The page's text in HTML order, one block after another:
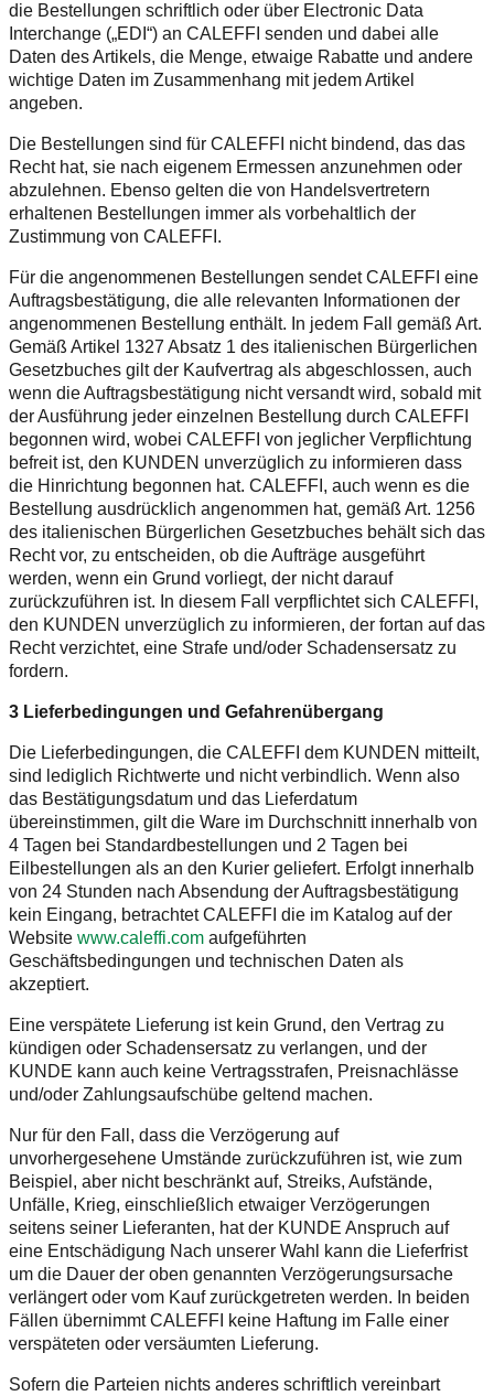
die Bestellungen schriftlich oder über Electronic Data
Interchange („EDI“) an CALEFFI senden und dabei alle
Daten des Artikels, die Menge, etwaige Rabatte und andere
wichtige Daten im Zusammenhang mit jedem Artikel
angeben.
Die Bestellungen sind für CALEFFI nicht bindend, das das
Recht hat, sie nach eigenem Ermessen anzunehmen oder
abzulehnen. Ebenso gelten die von Handelsvertretern
erhaltenen Bestellungen immer als vorbehaltlich der
Zustimmung von CALEFFI.
Für die angenommenen Bestellungen sendet CALEFFI eine
Auftragsbestätigung, die alle relevanten Informationen der
angenommenen Bestellung enthält. In jedem Fall gemäß Art.
Gemäß Artikel 1327 Absatz 1 des italienischen Bürgerlichen
Gesetzbuches gilt der Kaufvertrag als abgeschlossen, auch
wenn die Auftragsbestätigung nicht versandt wird, sobald mit
der Ausführung jeder einzelnen Bestellung durch CALEFFI
begonnen wird, wobei CALEFFI von jeglicher Verpflichtung
befreit ist, den KUNDEN unverzüglich zu informieren dass
die Hinrichtung begonnen hat. CALEFFI, auch wenn es die
Bestellung ausdrücklich angenommen hat, gemäß Art. 1256
des italienischen Bürgerlichen Gesetzbuches behält sich das
Recht vor, zu entscheiden, ob die Aufträge ausgeführt
werden, wenn ein Grund vorliegt, der nicht darauf
zurückzuführen ist. In diesem Fall verpflichtet sich CALEFFI,
den KUNDEN unverzüglich zu informieren, der fortan auf das
Recht verzichtet, eine Strafe und/oder Schadensersatz zu
fordern.
3 Lieferbedingungen und Gefahrenübergang
Die Lieferbedingungen, die CALEFFI dem KUNDEN mitteilt,
sind lediglich Richtwerte und nicht verbindlich. Wenn also
das Bestätigungsdatum und das Lieferdatum
übereinstimmen, gilt die Ware im Durchschnitt innerhalb von
4 Tagen bei Standardbestellungen und 2 Tagen bei
Eilbestellungen als an den Kurier geliefert. Erfolgt innerhalb
von 24 Stunden nach Absendung der Auftragsbestätigung
kein Eingang, betrachtet CALEFFI die im Katalog auf der
Website www.caleffi.com aufgeführten
Geschäftsbedingungen und technischen Daten als
akzeptiert.
Eine verspätete Lieferung ist kein Grund, den Vertrag zu
kündigen oder Schadensersatz zu verlangen, und der
KUNDE kann auch keine Vertragsstrafen, Preisnachlässe
und/oder Zahlungsaufschübe geltend machen.
Nur für den Fall, dass die Verzögerung auf
unvorhergesehene Umstände zurückzuführen ist, wie zum
Beispiel, aber nicht beschränkt auf, Streiks, Aufstände,
Unfälle, Krieg, einschließlich etwaiger Verzögerungen
seitens seiner Lieferanten, hat der KUNDE Anspruch auf
eine Entschädigung Nach unserer Wahl kann die Lieferfrist
um die Dauer der oben genannten Verzögerungsursache
verlängert oder vom Kauf zurückgetreten werden. In beiden
Fällen übernimmt CALEFFI keine Haftung im Falle einer
verspäteten oder versäumten Lieferung.
Sofern die Parteien nichts anderes schriftlich vereinbart